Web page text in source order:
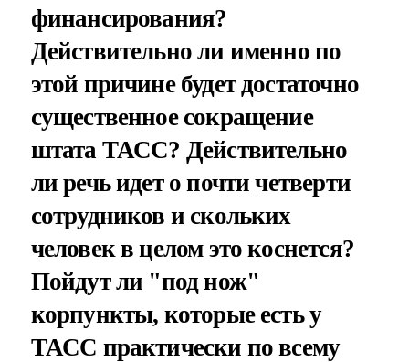
финансирования?
Действительно ли именно по
этой причине будет достаточно
существенное сокращение
штата ТАСС? Действительно
ли речь идет о почти четверти
сотрудников и скольких
человек в целом это коснется?
Пойдут ли "под нож"
корпункты, которые есть у
ТАСС практически по всему